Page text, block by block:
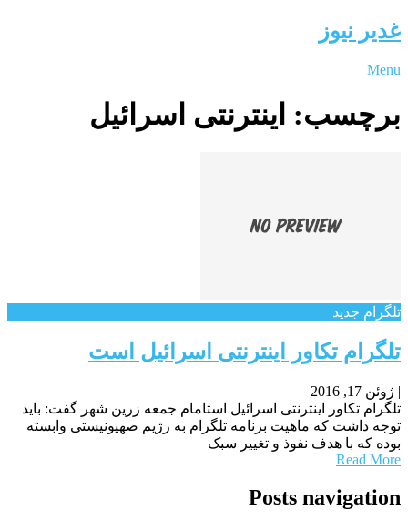
غدیر نیوز
Menu
برچسب: اینترنتی اسرائیل
تلگرام جدید
تلگرام تکاور اینترنتی اسرائیل است
| ژوئن 17, 2016
تلگرام تکاور اینترنتی اسرائیل استامام جمعه زرین شهر گفت: باید
توجه داشت که ماهیت برنامه تلگرام به رژیم صهیونیستی وابسته
بوده که با هدف نفوذ و تغییر سبک
Read More
Posts navigation